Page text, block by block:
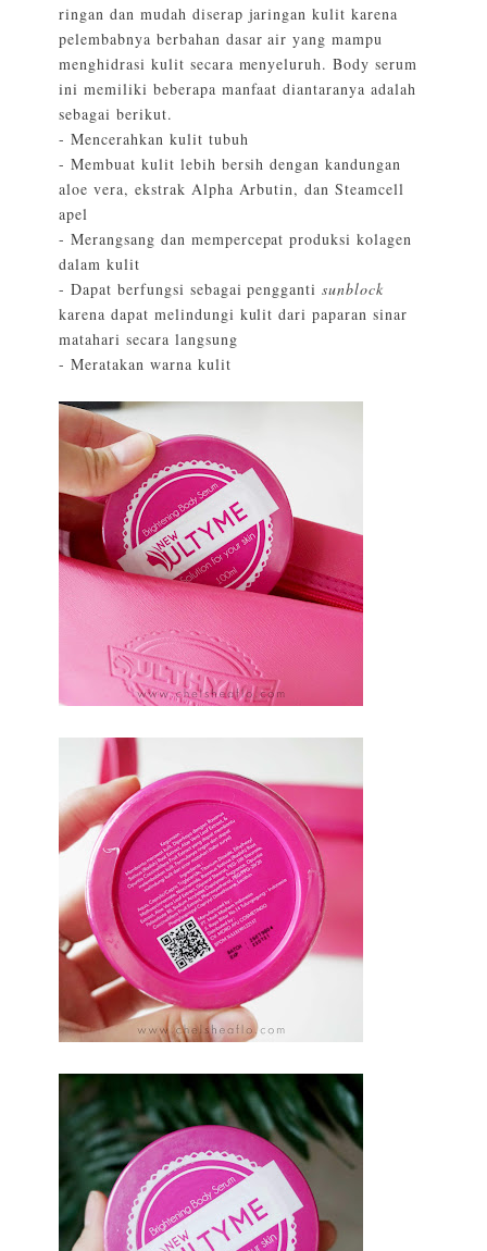
ringan dan mudah diserap jaringan kulit karena
pelembabnya berbahan dasar air yang mampu
menghidrasi kulit secara menyeluruh. Body serum
ini memiliki beberapa manfaat diantaranya adalah
sebagai berikut.
- Mencerahkan kulit tubuh
- Membuat kulit lebih bersih dengan kandungan
aloe vera, ekstrak Alpha Arbutin, dan Steamcell
apel
- Merangsang dan mempercepat produksi kolagen
dalam kulit
- Dapat berfungsi sebagai penggantisunblock
karena dapat melindungi kulit dari paparan sinar
matahari secara langsung
- Meratakan warna kulit